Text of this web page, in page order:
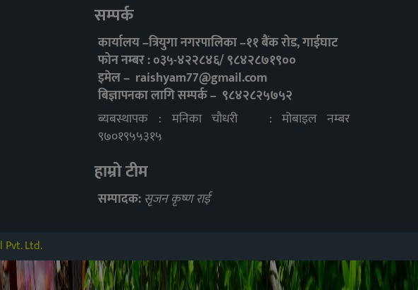
सम्पर्क
कार्यालय –त्रियुगा नगरपालिका –११ बैंक रोड, गाईघाट
फोन नम्बर : ०३५-४२२८४६/ ९८४२८७१९००
इमेल – raishyam77@gmail.com
बिज्ञापनका लागि सम्पर्क – ९८४२८२५७५२
ब्यबस्थापक : मनिका चौधरी : मोबाइल नम्बर
९७०१९५५३१५
हाम्रो टीम
सम्पादक: सृजन कृष्ण राई
Ltd.